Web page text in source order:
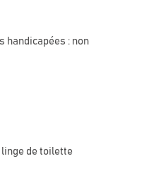
handicapées : non
linge de toilette